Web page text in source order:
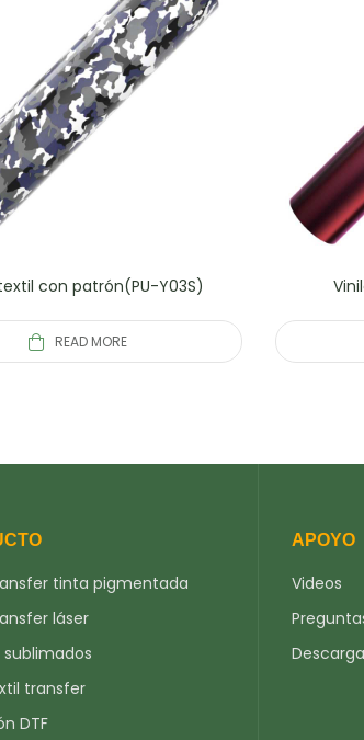
con patrón(PU-Y03S)
READ MORE
tinta pigmentada
láser
transfer
DTF
APOYO
Videos